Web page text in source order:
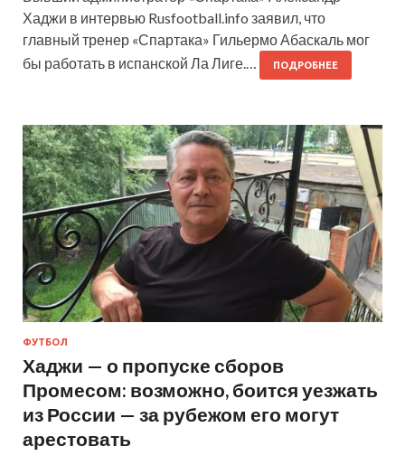
Хаджи в интервью Rusfootball.info заявил, что
главный тренер «Спартака» Гильермо Абаскаль мог
бы работать в испанской Ла Лиге.…
ПОДРОБНЕЕ
ФУТБОЛ
Хаджи — о пропуске сборов
Промесом: возможно, боится уезжать
из России — за рубежом его могут
арестовать